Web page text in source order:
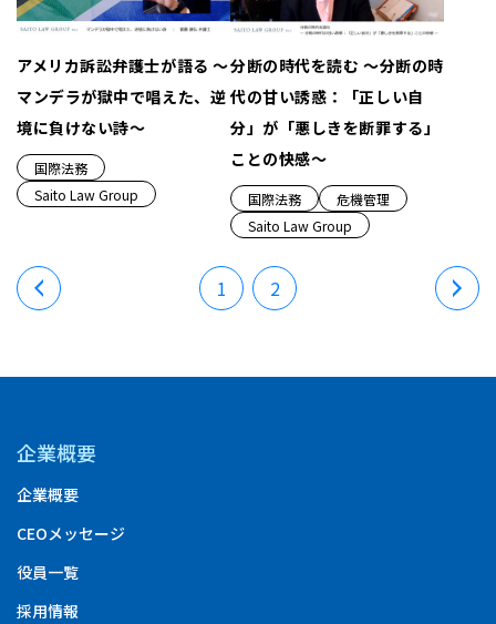
アメリカ訴訟弁護士が語る ～
マンデラが獄中で唱えた、逆
境に負けない詩～
国際法務
Saito Law Group
分断の時代を読む ～分断の時
代の甘い誘惑：「正しい自
分」が「悪しきを断罪する」
ことの快感～
国際法務
危機管理
Saito Law Group
1 2
企業概要
企業概要
CEOメッセージ
役員一覧
採用情報